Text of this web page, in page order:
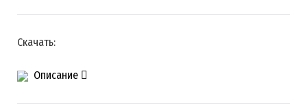
Скачать:
Описание